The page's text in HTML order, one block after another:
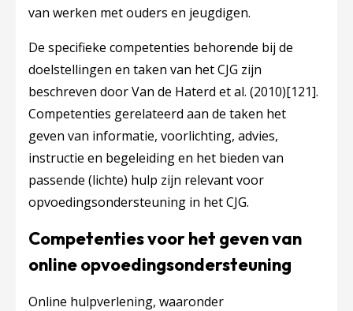
van werken met ouders en jeugdigen.
De specifieke competenties behorende bij de
doelstellingen en taken van het CJG zijn
beschreven door Van de Haterd et al. (2010)[121].
Competenties gerelateerd aan de taken het
geven van informatie, voorlichting, advies,
instructie en begeleiding en het bieden van
passende (lichte) hulp zijn relevant voor
opvoedingsondersteuning in het CJG.
Competenties voor het geven van
online opvoedingsondersteuning
Online hulpverlening, waaronder